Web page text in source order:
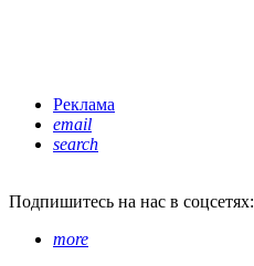
Реклама
email
search
Подпишитесь на нас в соцсетях:
more